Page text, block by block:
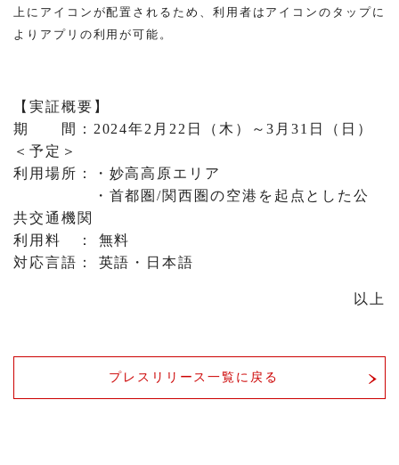
上にアイコンが配置されるため、利用者はアイコンのタップに
よりアプリの利用が可能。
【実証概要】
期 間：2024年2月22日（木）～3月31日（日）
＜予定＞
利用場所：・妙高高原エリア
・首都圏/関西圏の空港を起点とした公
共交通機関
利用料 ： 無料
対応言語： 英語・日本語
以上
プレスリリース一覧に戻る